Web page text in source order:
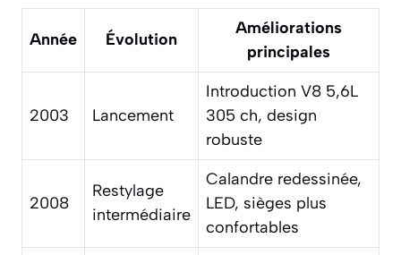
Année Évolution
Améliorations
principales
2003 Lancement
Introduction V8 5,6L
305 ch, design
robuste
2008
Restylage
intermédiaire
Calandre redessinée,
LED, sièges plus
confortables